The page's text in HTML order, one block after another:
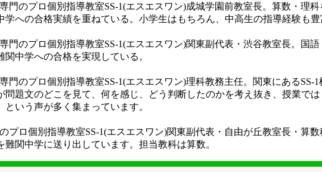
門のプロ個別指導教室SS-1(エスエスワン)成城学園前教室長。算数・理
への合格実績を重ねている。小学生はもちろん、中高生の指導経験も豊
門のプロ個別指導教室SS-1(エスエスワン)関東副代表・渋谷教室長。国
中学への合格を実現している。
門のプロ個別指導教室SS-1(エスエスワン)理科教務主任。関東にある
題文のどこを見て、何を感じ、どう判断したのかを考え抜き、授業で
いう声が多く集まっています。
プロ個別指導教室SS-1(エスエスワン)関東副代表・自由が丘教室長・算
関中学に送り出しています。担当教科は算数。